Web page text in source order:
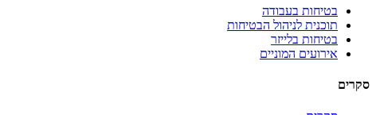
בטיחות בעבודה
תוכנית לניהול הבטיחות
בטיחות בלייזר
אירועים המוניים
סקרים